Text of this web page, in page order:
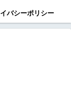
バシーポリシー